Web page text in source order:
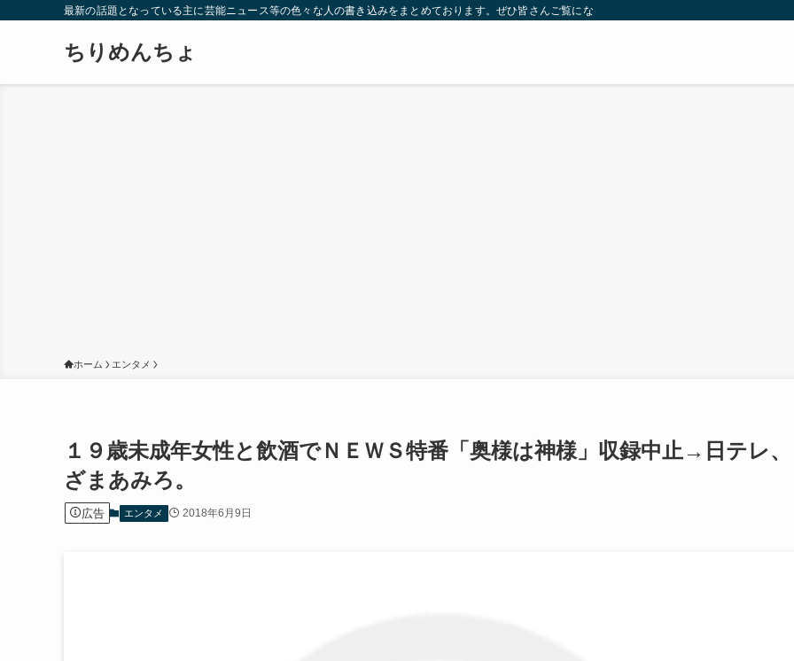
最新の話題となっている主に芸能ニュース等の色々な人の書き込みをまとめております。ぜひ皆さんご覧になっていってください。
ちりめんちょ
ホーム エンタメ
１９歳未成年女性と飲酒でＮＥＷＳ特番「奥様は神様」収録中止→日テレ、
ざまあみろ。
広告 エンタメ 2018年6月9日